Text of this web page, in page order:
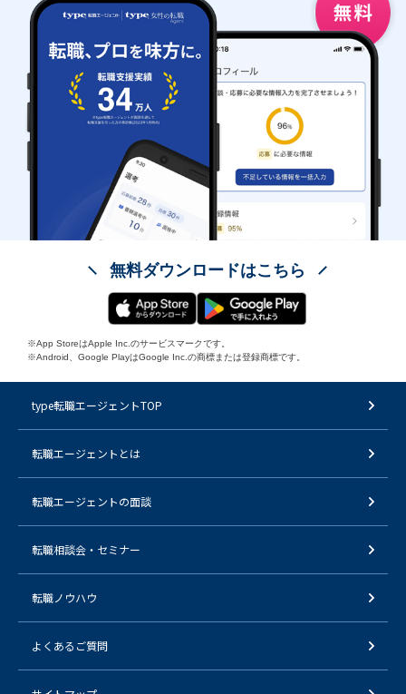
無料ダウンロードはこちら
※App StoreはApple Inc.のサービスマークです。
※Android、Google PlayはGoogle Inc.の商標または登録商標です。
type転職エージェントTOP
転職エージェントとは
転職エージェントの面談
転職相談会・セミナー
転職ノウハウ
よくあるご質問